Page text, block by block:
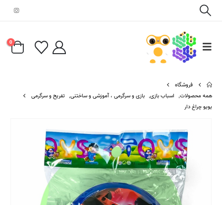
0
فروشگاه
همه محصولات, اسباب بازی, بازی و سرگرمی ، آموزشی و ساختنی, تفریح و سرگرمی
یویو چراغ دار